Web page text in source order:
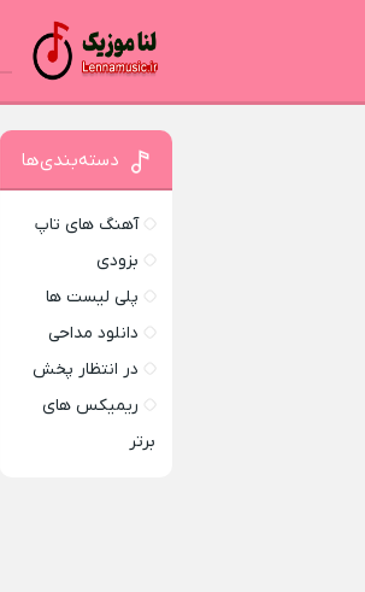
دسته‌بندی‌ها
آهنگ های تاپ
بزودی
پلی لیست ها
دانلود مداحی
در انتظار پخش
ریمیکس های
برتر